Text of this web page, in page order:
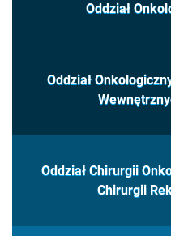
Oddział
Oddział
Oddział Chirurgii
Chirurgii